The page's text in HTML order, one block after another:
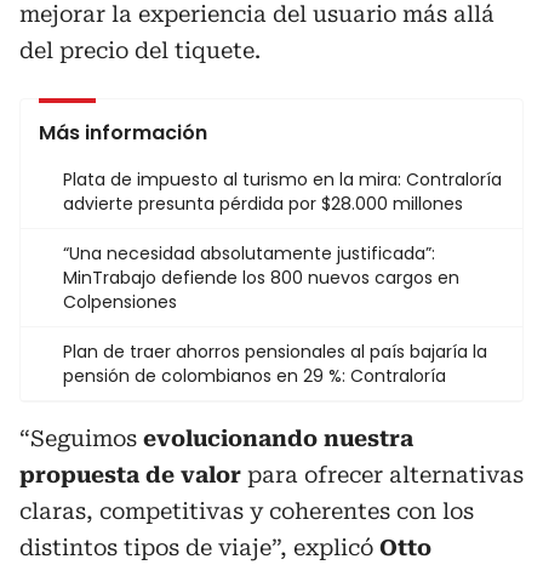
mejorar la experiencia del usuario más allá
del precio del tiquete.
Más información
Plata de impuesto al turismo en la mira: Contraloría
advierte presunta pérdida por $28.000 millones
“Una necesidad absolutamente justificada”:
MinTrabajo defiende los 800 nuevos cargos en
Colpensiones
Plan de traer ahorros pensionales al país bajaría la
pensión de colombianos en 29 %: Contraloría
“Seguimos evolucionando nuestra
propuesta de valor para ofrecer alternativas
claras, competitivas y coherentes con los
distintos tipos de viaje”, explicó Otto